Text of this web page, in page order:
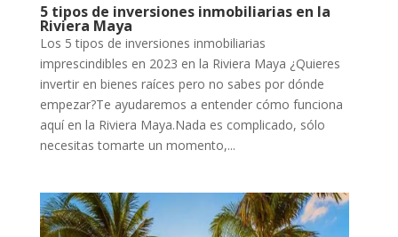
5 tipos de inversiones inmobiliarias en la
Riviera Maya
Los 5 tipos de inversiones inmobiliarias
imprescindibles en 2023 en la Riviera Maya ¿Quieres
invertir en bienes raíces pero no sabes por dónde
empezar?Te ayudaremos a entender cómo funciona
aquí en la Riviera Maya.Nada es complicado, sólo
necesitas tomarte un momento,...